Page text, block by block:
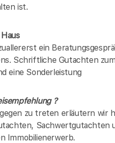
ist.
ein
Schriftliche Gutachten
eine Sonderleistung
?
zu treten erläutern wir
Sachwertgutachten
Immobilienerwerb.